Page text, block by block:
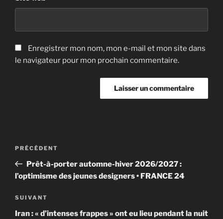
Enregistrer mon nom, mon e-mail et mon site dans
le navigateur pour mon prochain commentaire.
Navigation
l’article
Article
précédent
PRÉCÉDENT
Prêt-à-porter automne-hiver 2026/2027 :
l’optimisme des jeunes designers • FRANCE 24
Article
suivant
SUIVANT
Iran : « d’intenses frappes » ont eu lieu pendant la nuit